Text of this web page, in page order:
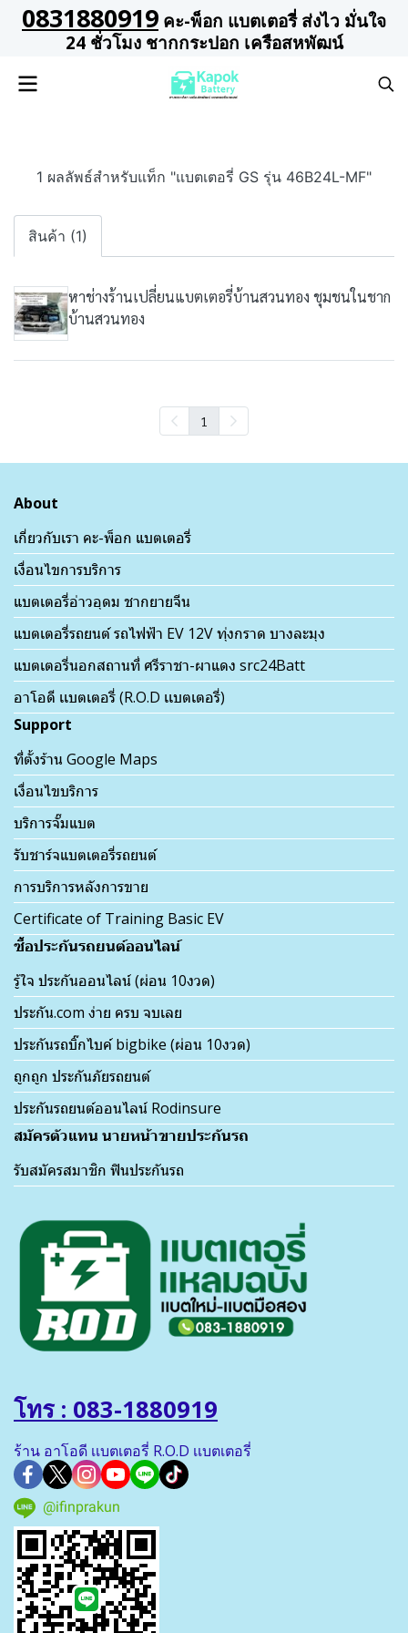
0831880919 คะ-พ็อก แบตเตอรี่ ส่งไว มั่นใจ
24 ชั่วโมง ชากกระปอก เครือสหพัฒน์
1 ผลลัพธ์สำหรับแท็ก "แบตเตอรี่ GS รุ่น 46B24L-MF"
สินค้า (1)
หาช่างร้านเปลี่ยนแบตเตอรี่บ้านสวนทอง ชุมชนในชาก
บ้านสวนทอง
1
About
เกี่ยวกับเรา คะ-พ็อก แบตเตอรี่
เงื่อนไขการบริการ
แบตเตอรี่อ่าวอุดม ชากยายจีน
แบตเตอรี่รถยนต์ รถไฟฟ้า EV 12V ทุ่งกราด บางละมุง
แบตเตอรี่นอกสถานที่ ศรีราชา-ผาแดง src24Batt
อาโอดี เเบตเตอรี่ (R.O.D เเบตเตอรี่)
Support
ที่ตั้งร้าน Google Maps
เงื่อนไขบริการ
บริการจั๊มแบต
รับชาร์จแบตเตอรี่รถยนต์
การบริการหลังการขาย
Certificate of Training Basic EV
ซื้อประกันรถยนต์ออนไลน์
รู้ใจ ประกันออนไลน์ (ผ่อน 10งวด)
ประกัน.com ง่าย ครบ จบเลย
ประกันรถบิ๊กไบค์ bigbike (ผ่อน 10งวด)
ถูกถูก ประกันภัยรถยนต์
ประกันรถยนต์ออนไลน์ Rodinsure
สมัครตัวแทน นายหน้าขายประกันรถ
รับสมัครสมาชิก ฟินประกันรถ
โทร : 083-1880919
ร้าน อาโอดี เเบตเตอรี่ R.O.D เเบตเตอรี่
@ifinprakun